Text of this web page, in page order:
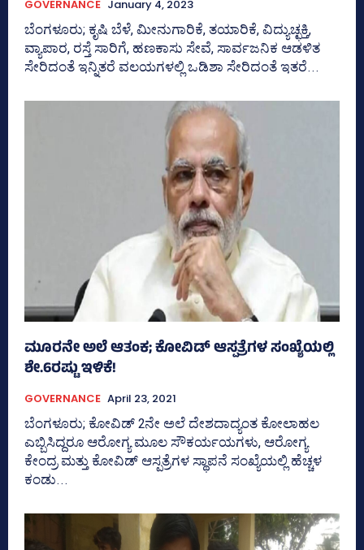
GOVERNANCE January 4, 2023
ಬೆಂಗಳೂರು; ಕೃಷಿ ಬೆಳೆ, ಮೀನುಗಾರಿಕೆ, ತಯಾರಿಕೆ, ವಿದ್ಯುಚ್ಛಕ್ತಿ,
ವ್ಯಾಪಾರ, ರಸ್ತೆ ಸಾರಿಗೆ, ಹಣಕಾಸು ಸೇವೆ, ಸಾರ್ವಜನಿಕ ಆಡಳಿತ
ಸೇರಿದಂತೆ ಇನ್ನಿತರೆ ವಲಯಗಳಲ್ಲಿ ಒಡಿಶಾ ಸೇರಿದಂತೆ ಇತರೆ...
ಮೂರನೇ ಅಲೆ ಆತಂಕ; ಕೋವಿಡ್‌ ಆಸ್ಪತ್ರೆಗಳ ಸಂಖ್ಯೆಯಲ್ಲಿ
ಶೇ.6ರಷ್ಟು ಇಳಿಕೆ!
GOVERNANCE April 23, 2021
ಬೆಂಗಳೂರು; ಕೋವಿಡ್‌ 2ನೇ ಅಲೆ ದೇಶದಾದ್ಯಂತ ಕೋಲಾಹಲ
ಎಬ್ಬಿಸಿದ್ದರೂ ಆರೋಗ್ಯ ಮೂಲ ಸೌಕರ್ಯಯಗಳು, ಆರೋಗ್ಯ
ಕೇಂದ್ರ ಮತ್ತು ಕೋವಿಡ್‌ ಆಸ್ಪತ್ರೆಗಳ ಸ್ಥಾಪನೆ ಸಂಖ್ಯೆಯಲ್ಲಿ ಹೆಚ್ಚಳ
ಕಂಡು...